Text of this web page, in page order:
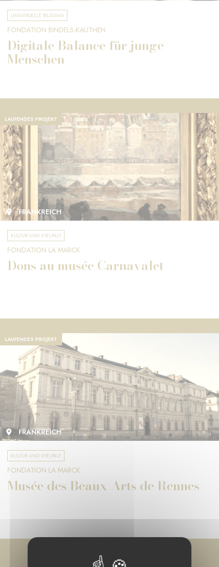
UNIVERSELLE BILDUNG
FONDATION BINDELS-KAUTHEN
Digitale Balance für junge
Menschen
LAUFENDES PROJEKT
FRANKREICH
KULTUR UND VIELFALT
FONDATION LA MARCK
Dons au musée Carnavalet
LAUFENDES PROJEKT
FRANKREICH
KULTUR UND VIELFALT
FONDATION LA MARCK
Musée des Beaux-Arts de Rennes